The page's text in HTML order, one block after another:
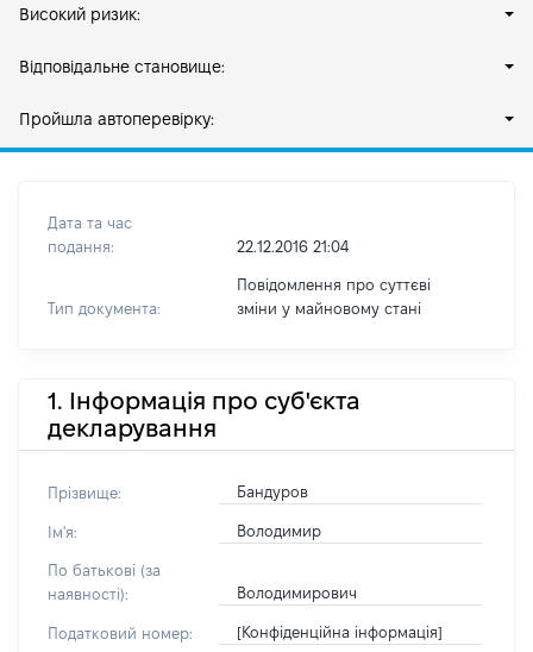
Високий ризик:
Відповідальне становище:
Пройшла автоперевірку:
Дата та час
подання:
22.12.2016 21:04
Тип документа:
Повідомлення про суттєві
зміни y майновому стані
1. Інформація про суб'єкта
декларування
Прізвище: Бандуров
Ім'я: Володимир
По батькові (за
наявності):
Володимирович
Податковий номер: [Конфіденційна інформація]